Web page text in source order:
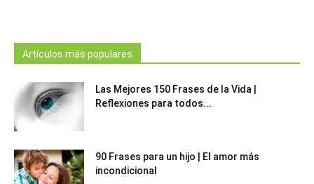
Artículos más populares
Las Mejores 150 Frases de la Vida |
Reflexiones para todos...
90 Frases para un hijo | El amor más
incondicional